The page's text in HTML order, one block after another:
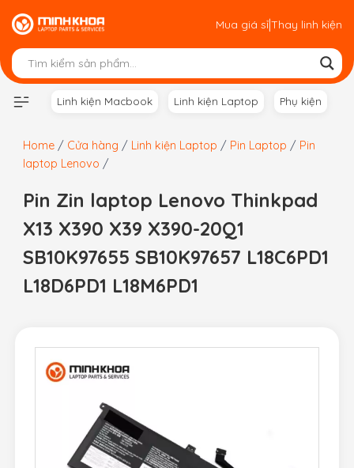
Skip
to
content
Mua giá sỉ|Thay linh kiện
Linh kiện Macbook Linh kiện Laptop Phụ kiện
Home / Cửa hàng / Linh kiện Laptop / Pin Laptop / Pin
laptop Lenovo /
Pin Zin laptop Lenovo Thinkpad
X13 X390 X39 X390-20Q1
SB10K97655 SB10K97657 L18C6PD1
L18D6PD1 L18M6PD1